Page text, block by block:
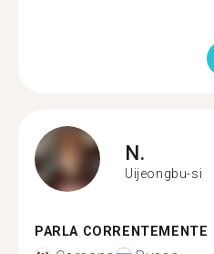
N.
Uijeongbu-si
PARLA CORRENTEMENTE